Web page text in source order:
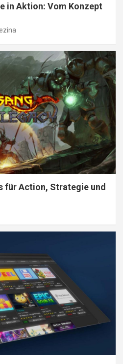
in Aktion: Vom Konzept
für Action, Strategie und